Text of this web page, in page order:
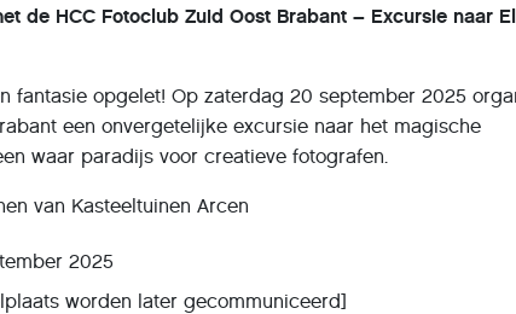
de HCC Fotoclub Zuid Oost Brabant – Excursie naar
fantasie opgelet! Op zaterdag 20 september 2025
een onvergetelijke excursie naar het magische
waar paradijs voor creatieve fotografen.
van Kasteeltuinen Arcen
2025
worden later gecommuniceerd]